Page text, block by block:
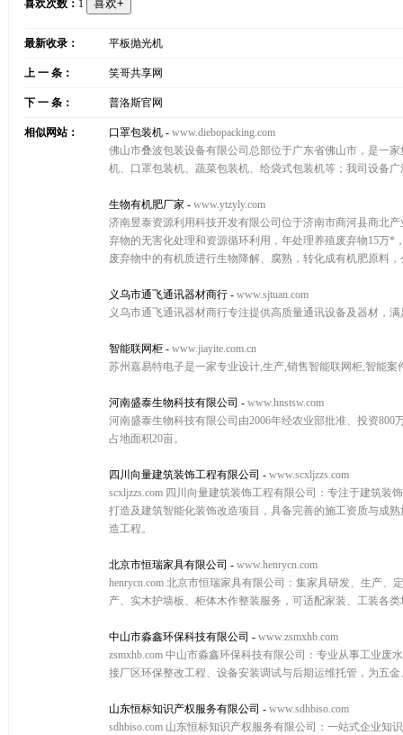
喜欢次数： 1
最新收录： 平板抛光机
上 一 条： 笑哥共享网
下 一 条： 普洛斯官网
相似网站： 口罩包装机 - www.diebopacking.com
佛山市叠波包装设备有限公司总部位于广东省佛山市，是一
机、口罩包装机、蔬菜包装机、给袋式包装机等；我司设备
生物有机肥厂家 - www.ytzyly.com
济南昱泰资源利用科技开发有限公司位于济南市商河县商北
弃物的无害化处理和资源循环利用，年处理养殖废弃物15万
废弃物中的有机质进行生物降解、腐熟，转化成有机肥原料
义乌市通飞通讯器材商行 - www.sjtuan.com
义乌市通飞通讯器材商行专注提供高质量通讯设备及器材，
智能联网柜 - www.jiayite.com.cn
苏州嘉易特电子是一家专业设计,生产,销售智能联网柜,智能
河南盛泰生物科技有限公司 - www.hnstsw.com
河南盛泰生物科技有限公司由2006年经农业部批准、投资
占地面积20亩。
四川向量建筑装饰工程有限公司 - www.scxljzzs.com
scxljzzs.com 四川向量建筑装饰工程有限公司：专注于建筑
打造及建筑智能化装饰改造项目，具备完善的施工资质与成
造工程。
北京市恒瑞家具有限公司 - www.henrycn.com
henrycn.com 北京市恒瑞家具有限公司：集家具研发、生产
产、实木护墙板、柜体木作整装服务，可适配家装、工装各
中山市淼鑫环保科技有限公司 - www.zsmxhb.com
zsmxhb.com 中山市淼鑫环保科技有限公司：专业从事工业
接厂区环保整改工程、设备安装调试与后期运维托管，为五
山东恒标知识产权服务有限公司 - www.sdhbiso.com
sdhbiso.com 山东恒标知识产权服务有限公司：一站式企业